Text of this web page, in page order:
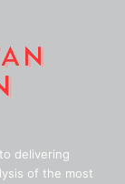
delivering
of the most